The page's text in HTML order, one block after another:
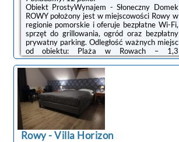
Obiekt ProstyWynajem - Słoneczny Domek
ROWY położony jest w miejscowości Rowy w
regionie pomorskie i oferuje bezpłatne Wi-Fi,
sprzęt do grillowania, ogród oraz bezpłatny
prywatny parking. Odległość ważnych miejsc
od obiektu: Plaża w Rowach – 1,3
km.Wyposażenie obejmuje także lodówkę i
czajnik.Odległość ważnych miejsc od obiektu:
Słowiński Park Narodowy – 33 km,
Promenada w Ustce – 22 km. Lotnisko
Lotnisko Gdańsk-Rębiechowo znajduje się
133 km od obiektu.Doba hotelowa od godziny
15:00 do 10:00.W obiekcie obowiązuje zakaz
organizowania wieczorów panieńskich,
kawalerskich ...
Rowy-Villa Horizon